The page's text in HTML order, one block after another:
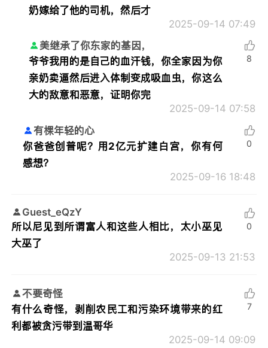
奶嫁给了他的司机，然后才
2025-09-14 07:49
美继承了你东家的基因，
爷爷我用的是自己的血汗钱，你全家因为你
亲奶卖逼然后进入体制变成吸血虫，你这么
大的敌意和恶意，证明你完
2025-09-14 07:58
8
有棵年轻的心
你爸爸创普呢？用2亿元扩建白宫，你有何
感想？
2025-09-16 18:48
0
Guest_eQzY
所以尼见到所谓富人和这些人相比，太小巫见
大巫了
2025-09-13 21:53
0
不要奇怪
有什么奇怪，剥削农民工和污染环境带来的红
利都被贪污带到温哥华
2025-09-14 09:09
7